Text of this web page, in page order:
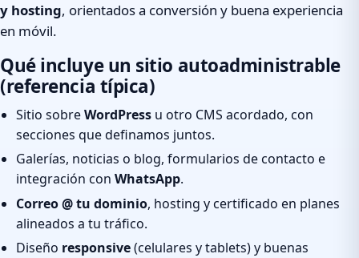
y hosting, orientados a conversión y buena experiencia
en móvil.
Qué incluye un sitio autoadministrable
(referencia típica)
Sitio sobreWordPress u otro CMS acordado, con
secciones que definamos juntos.
Galerías, noticias o blog, formularios de contacto e
integración con WhatsApp.
Correo @ tu dominio, hosting y certificado en planes
alineados a tu tráfico.
Diseño responsive(celulares y tablets) y buenas